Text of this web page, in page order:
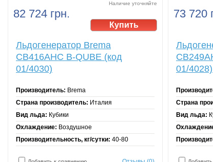
82 724 грн.
Наличие уточняйте
Льдогенератор Brema
CB416AHC B-QUBE (код
01/4030)
Производитель: Brema
Страна производитель: Италия
Вид льда: Кубики
Охлаждение: Воздушное
Производительность, кг/сутки: 40-80
73 720
01/4028)
Страна
Вид льда: